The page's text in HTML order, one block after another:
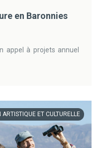
en Baronnies
appel à projets annuel
ARTISTIQUE ET CULTURELLE